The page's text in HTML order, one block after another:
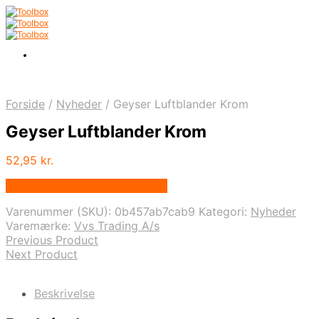
Forside / Nyheder / Geyser Luftblander Krom
Geyser Luftblander Krom
52,95 kr.
Varenummer (SKU): 0b457ab7cab9 Kategori: Nyheder
Varemærke: Vvs Trading A/s
Previous Product
Next Product
Beskrivelse